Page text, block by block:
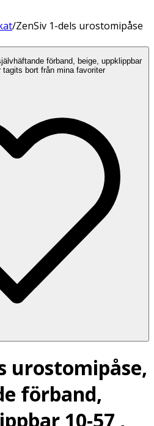
/ZenSiv 1-dels urostomipåse
förband, beige, uppklippbar
bort från mina favoriter
urostomipåse,
förband,
10-57 ,